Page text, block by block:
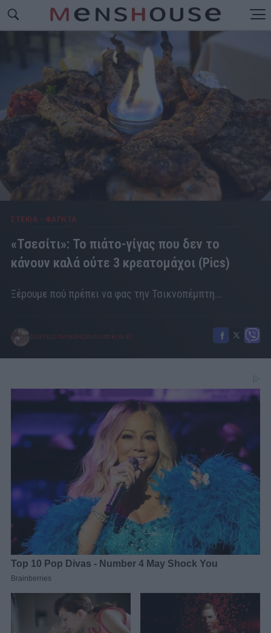
ΣΤΕΚΙΑ - ΦΑΓΗΤΑ
«Τσεσίτι»: Το πιάτο-γίγας που δεν το
κάνουν καλά ούτε 3 κρεατομάχοι (Pics)
Ξέρουμε πού πρέπει να φας την Τσικνοπέμπτη...
ΣΤΕΡΓΙΟΣ ΠΟΥΛΕΡΕΣ 01/11/2018 01:47